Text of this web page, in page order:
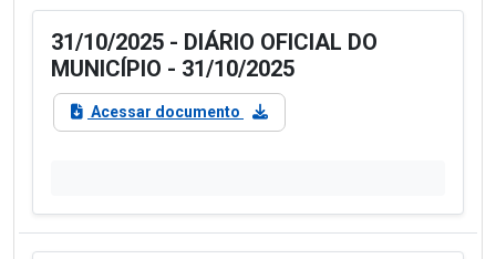
31/10/2025 - DIÁRIO OFICIAL DO
MUNICÍPIO - 31/10/2025
Acessar documento